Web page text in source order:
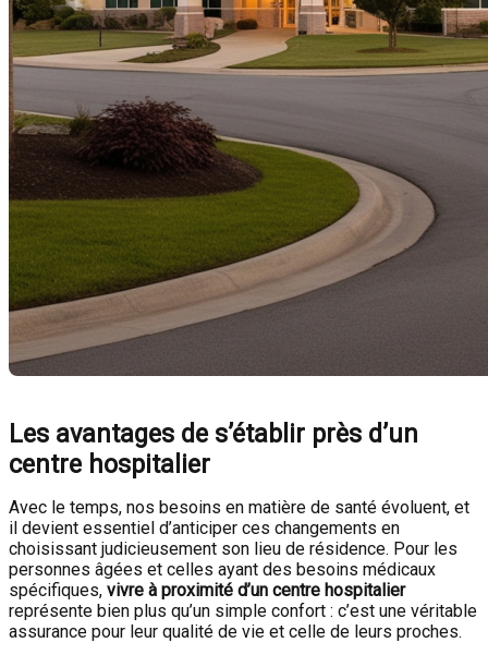
Les avantages de s’établir près d’un
centre hospitalier
Avec le temps, nos besoins en matière de santé évoluent, et
il devient essentiel d’anticiper ces changements en
choisissant judicieusement son lieu de résidence. Pour les
personnes âgées et celles ayant des besoins médicaux
spécifiques, vivre à proximité d’un centre hospitalier
représente bien plus qu’un simple confort : c’est une véritable
assurance pour leur qualité de vie et celle de leurs proches.